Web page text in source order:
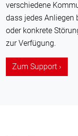
verschiedene
dass jedes Anliegen
oder konkrete
zur Verfügung.
Zum Support ›